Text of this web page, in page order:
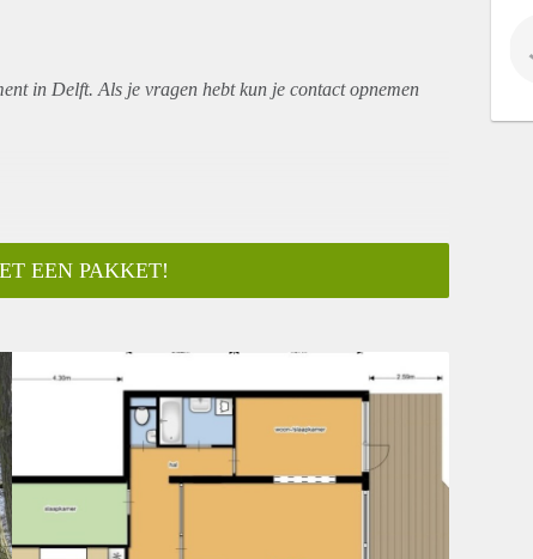
in Delft. Als je vragen hebt kun je contact opnemen
EEN PAKKET!